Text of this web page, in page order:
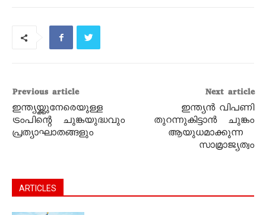
Previous article
ഇന്ത്യയ്ക്കുനേരെയുള്ള
ട്രംപിന്റെ ചുങ്കയുദ്ധവും
പ്രത്യാഘാതങ്ങളും
Next article
ഇന്ത്യൻ വിപണി
തുറന്നുകിട്ടാൻ ചുങ്കം
ആയുധമാക്കുന്ന
സാമ്രാജ്യത്വം
ARTICLES